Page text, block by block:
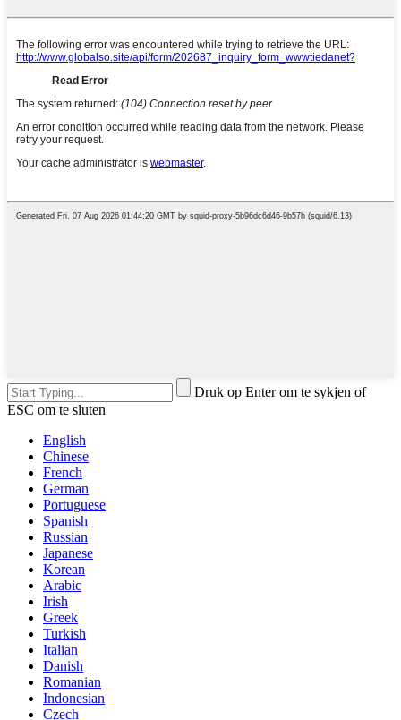
Druk op Enter om te sykjen of
ESC om te sluten
English
Chinese
French
German
Portuguese
Spanish
Russian
Japanese
Korean
Arabic
Irish
Greek
Turkish
Italian
Danish
Romanian
Indonesian
Czech